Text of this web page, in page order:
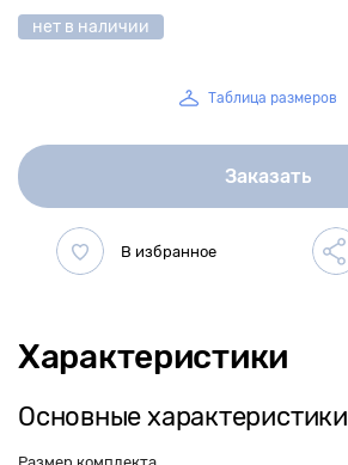
нет в наличии
Таблица размеров
Заказать
Характеристики
Основные характеристики